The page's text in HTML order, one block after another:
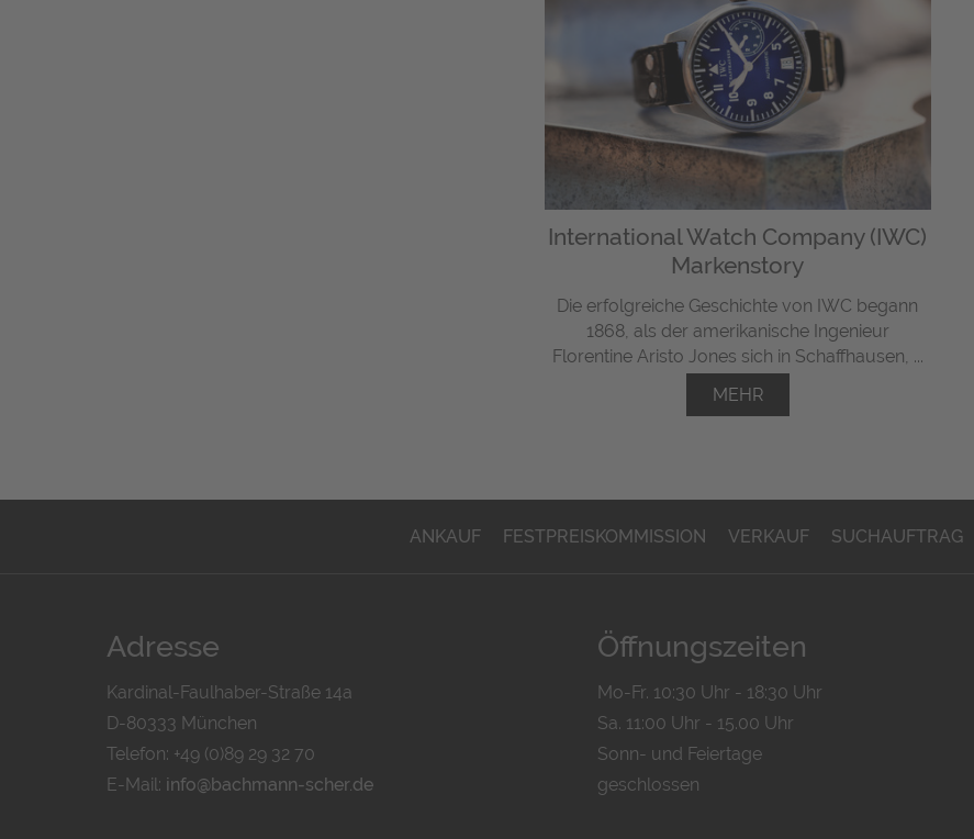
International Watch Company (IWC)
Markenstory
Die erfolgreiche Geschichte von IWC begann
1868, als der amerikanische Ingenieur
Florentine Aristo Jones sich in Schaffhausen, ...
MEHR
ANKAUF FESTPREISKOMMISSION VERKAUF SUCHAUFTRAG
Adresse
Kardinal-Faulhaber-Straße 14a
D-80333 München
Telefon: +49 (0)89 29 32 70
E-Mail: info@bachmann-scher.de
Öffnungszeiten
Mo-Fr. 10:30 Uhr - 18:30 Uhr
Sa. 11:00 Uhr - 15.00 Uhr
Sonn- und Feiertage
geschlossen